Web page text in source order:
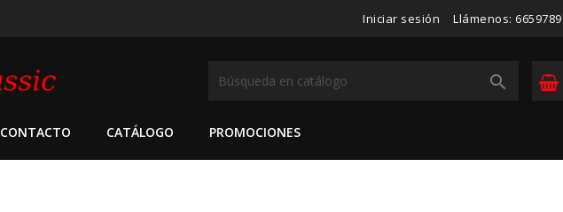
Iniciar sesión Llámenos:

CONTACTO CATÁLOGO PROMOCIONES